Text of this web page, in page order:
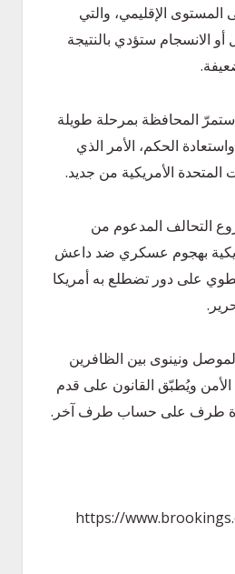
الإقليمي، والتي
أو الانسجام ستؤدي بالنتيجة
المحافظة بمرحلة طويلة
الحكم، الأمر الذي
المتحدة الأمريكية من جديد.
التحالف المدعوم من
بهجوم عسكري ضد داعش
على دور تضطلع به أمريكا
ونينوى بين الظافرين
ويُطبّق القانون على قدم
طرف على حساب طرف آخر.
https://